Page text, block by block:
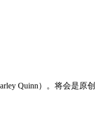
Quinn）。将会是原